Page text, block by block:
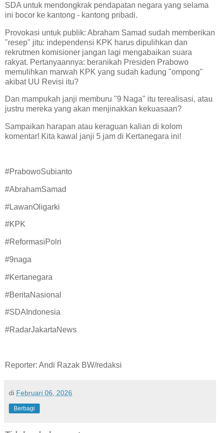
SDA untuk mendongkrak pendapatan negara yang selama
ini bocor ke kantong - kantong pribadi.
Provokasi untuk publik: Abraham Samad sudah memberikan
"resep" jitu: independensi KPK harus dipulihkan dan
rekrutmen komisioner jangan lagi mengabaikan suara
rakyat. Pertanyaannya: beranikah Presiden Prabowo
memulihkan marwah KPK yang sudah kadung "ompong"
akibat UU Revisi itu?
Dan mampukah janji memburu "9 Naga" itu terealisasi, atau
justru mereka yang akan menjinakkan kekuasaan?
Sampaikan harapan atau keraguan kalian di kolom
komentar! Kita kawal janji 5 jam di Kertanegara ini!
#PrabowoSubianto
#AbrahamSamad
#LawanOligarki
#KPK
#ReformasiPolri
#9naga
#Kertanegara
#BeritaNasional
#SDAIndonesia
#RadarJakartaNews
Reporter: Andi Razak BW/redaksi
di Februari 06, 2026
Berbagi